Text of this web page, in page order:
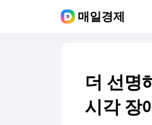
매일경제
더 선명
시각 장